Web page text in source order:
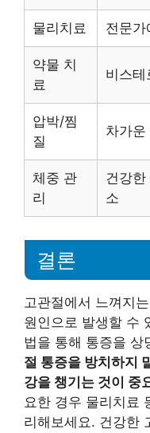
물리치료 전문가
약물 치
료
비스테
압박/찜
질
차가운
체중 관
리
건강
소
결론
고관절에서 느껴지
원인으로 발생할 수
법을 통해 통증을 상
절 통증을 방치하지
강을 챙기는 것이 중
요한 경우 물리치료
리해보세요. 건강한